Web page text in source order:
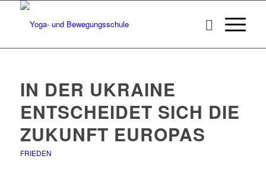
IN DER UKRAINE
ENTSCHEIDET SICH DIE
ZUKUNFT EUROPAS
FRIEDEN